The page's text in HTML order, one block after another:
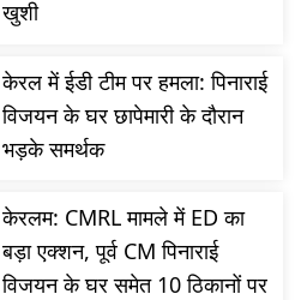
खुशी
केरल में ईडी टीम पर हमला: पिनाराई
विजयन के घर छापेमारी के दौरान
भड़के समर्थक
केरलम: CMRL मामले में ED का
बड़ा एक्शन, पूर्व CM पिनाराई
विजयन के घर समेत 10 ठिकानों पर